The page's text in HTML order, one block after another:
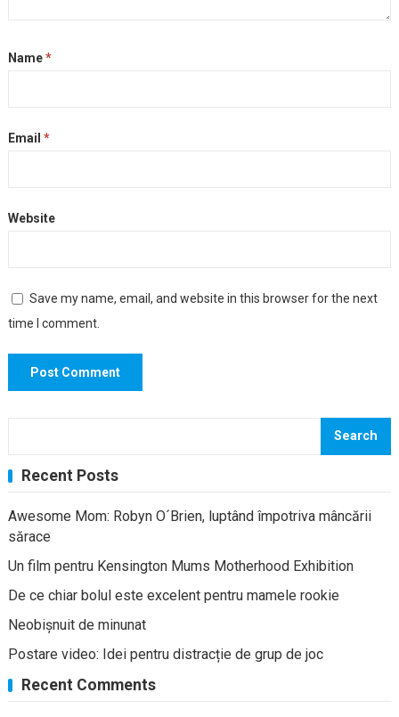
Name*
Email *
Website
Save my name, email, and website in this browser for the next
time I comment.
Search
Recent Posts
Awesome Mom: Robyn O´Brien, luptând împotriva mâncării
sărace
Un film pentru Kensington Mums Motherhood Exhibition
De ce chiar bolul este excelent pentru mamele rookie
Neobișnuit de minunat
Postare video: Idei pentru distracție de grup de joc
Recent Comments